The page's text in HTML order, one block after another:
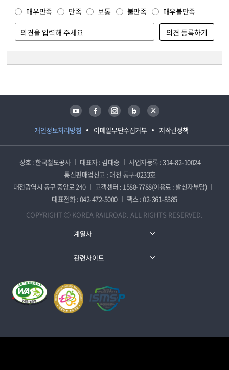
매우만족 만족 보통 불만족 매우불만족
개인정보처리방침 이메일무단수집거부 저작권정책
유튜브 페이스북 인스타그램 블로그 트위터
상호 : 한국철도공사 대표자 : 김태승
사업자등록 : 314-82-10024
통신판매업신고 : 대전 동구-0233호
대전광역시 동구 중앙로 240
고객센터 : 1588-7788(이용료 : 발신자부담)
대표전화 : 042-472-5000
팩스 : 02-361-8385
COPYRIGHT ⓒ KOREA RAILROAD. ALL RIGHTS RESERVED.
계열사
관련사이트